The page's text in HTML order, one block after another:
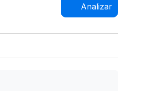
Analizar